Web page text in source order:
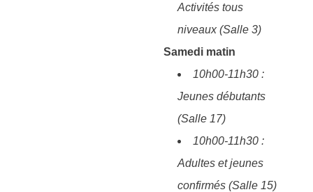
Activités tous
niveaux (Salle 3)
Samedi matin
10h00-11h30 :
Jeunes débutants
(Salle 17)
10h00-11h30 :
Adultes et jeunes
confirmés (Salle 15)